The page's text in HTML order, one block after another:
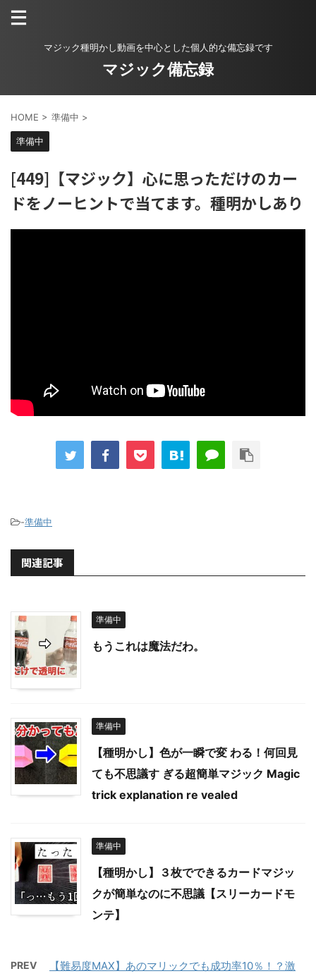
マジック種明かし動画を中心とした個人的な備忘録です
マジック備忘録
HOME > 準備中 >
準備中
[449]【マジック】心に思っただけのカー
ドをノーヒントで当てます。種明かしあり
-準備中
関連記事
準備中
もうこれは魔法だわ。
準備中
【種明かし】色が一瞬で変 わる！何回見
ても不思議す ぎる超簡単マジック Magic
trick explanation re vealed
準備中
【種明かし】３枚でできるカードマジッ
クが簡単なのに不思議【スリーカードモ
ンテ】
PREV
【難易度MAX】あのマリックでも成功率10％！？激